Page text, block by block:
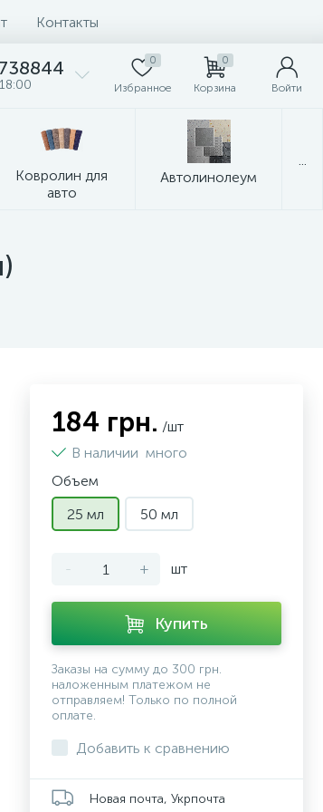
Контакты
0
Избранное
0
Корзина Войти
Ковролин для
авто
Автолинолеум
184 грн. /шт
В наличии много
Объем
25 мл
50 мл
- + шт
Купить
Заказы на сумму до 300 грн.
наложенным платежом не
отправляем! Только по полной
оплате.
Добавить к сравнению
Новая почта, Укрпочта